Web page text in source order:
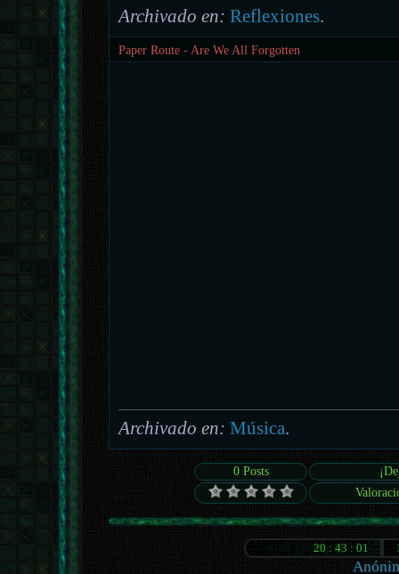
Archivado en: Reflexiones.
Paper Route - Are We All Forgotten
Archivado en: Música.
0 Posts